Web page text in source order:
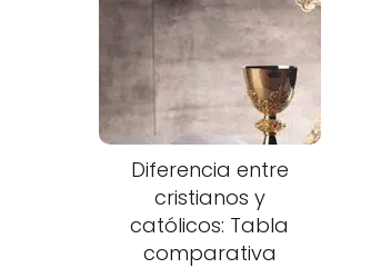
Diferencia entre
cristianos y
católicos: Tabla
comparativa